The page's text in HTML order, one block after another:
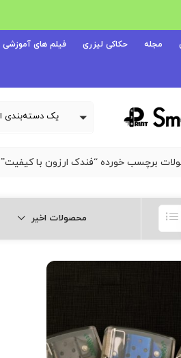
مجله حکاکی لیزری فیلم های آموزشی
برچسب خورده “فندک ارزون با کیفیت”
محصولات اخیر